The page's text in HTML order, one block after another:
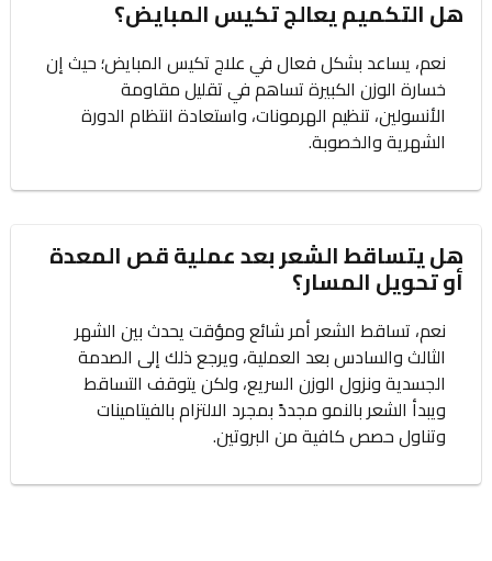
هل التكميم يعالج تكيس المبايض؟
نعم، يساعد بشكل فعال في علاج تكيس المبايض؛ حيث إن
خسارة الوزن الكبيرة تساهم في تقليل مقاومة
الأنسولين، تنظيم الهرمونات، واستعادة انتظام الدورة
الشهرية والخصوبة.
هل يتساقط الشعر بعد عملية قص المعدة
أو تحويل المسار؟
نعم، تساقط الشعر أمر شائع ومؤقت يحدث بين الشهر
الثالث والسادس بعد العملية، ويرجع ذلك إلى الصدمة
الجسدية ونزول الوزن السريع، ولكن يتوقف التساقط
ويبدأ الشعر بالنمو مجددً بمجرد الالتزام بالفيتامينات
وتناول حصص كافية من البروتين.